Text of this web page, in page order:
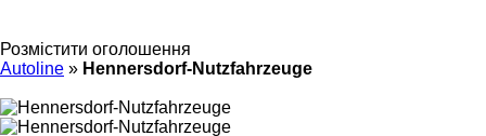
Розмістити оголошення
Autoline » Hennersdorf-Nutzfahrzeuge